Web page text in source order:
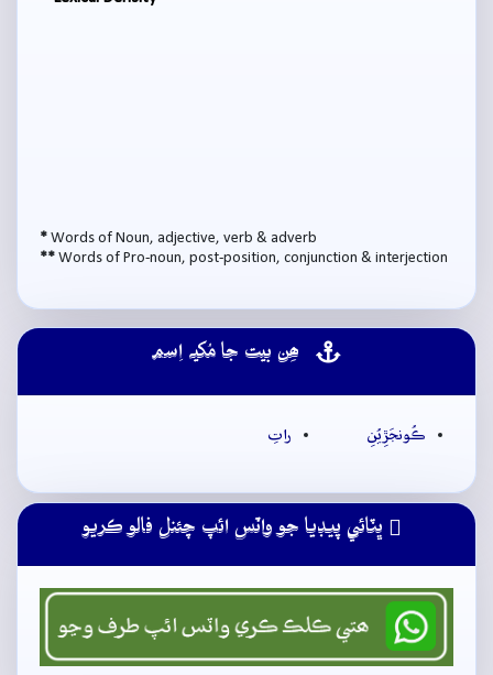
* Words of Noun, adjective, verb & adverb
** Words of Pro-noun, post-position, conjunction & interjection
ھِن بيت جا مُکيہ اِسم
ڪُونجَڙِيُنِ راتِ
ڀٽائي پيڊيا جو واٽس ائپ چئنل فالو ڪريو